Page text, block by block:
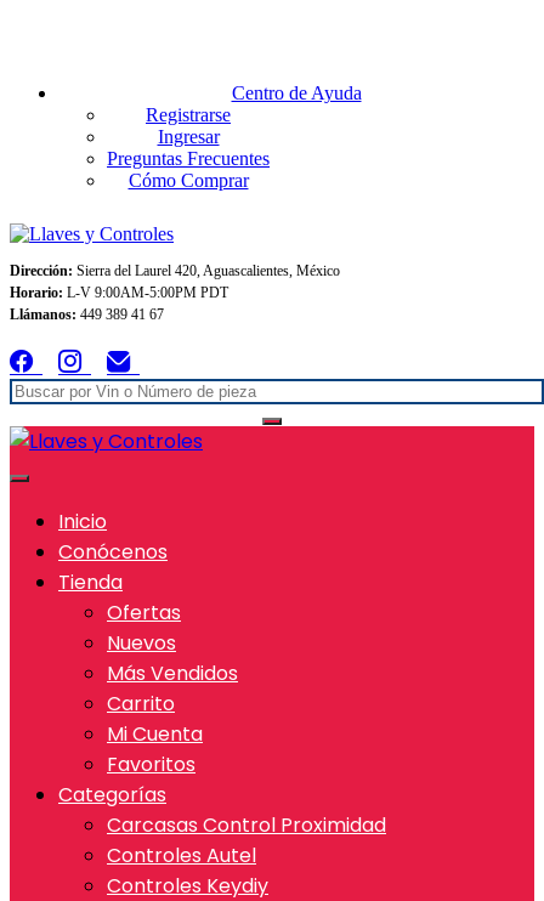
Centro de Ayuda
Registrarse
Ingresar
Preguntas Frecuentes
Cómo Comprar
Dirección: Sierra del Laurel 420, Aguascalientes, México
Horario: L-V 9:00AM-5:00PM PDT
Llámanos: 449 389 41 67
Inicio
Conócenos
Tienda
Ofertas
Nuevos
Más Vendidos
Carrito
Mi Cuenta
Favoritos
Categorías
Carcasas Control Proximidad
Controles Autel
Controles Keydiy